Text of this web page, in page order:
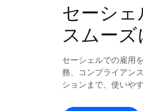
セーシ
スムーズ
セーシェルでの雇用
務、コンプライアン
ションまで、使いや